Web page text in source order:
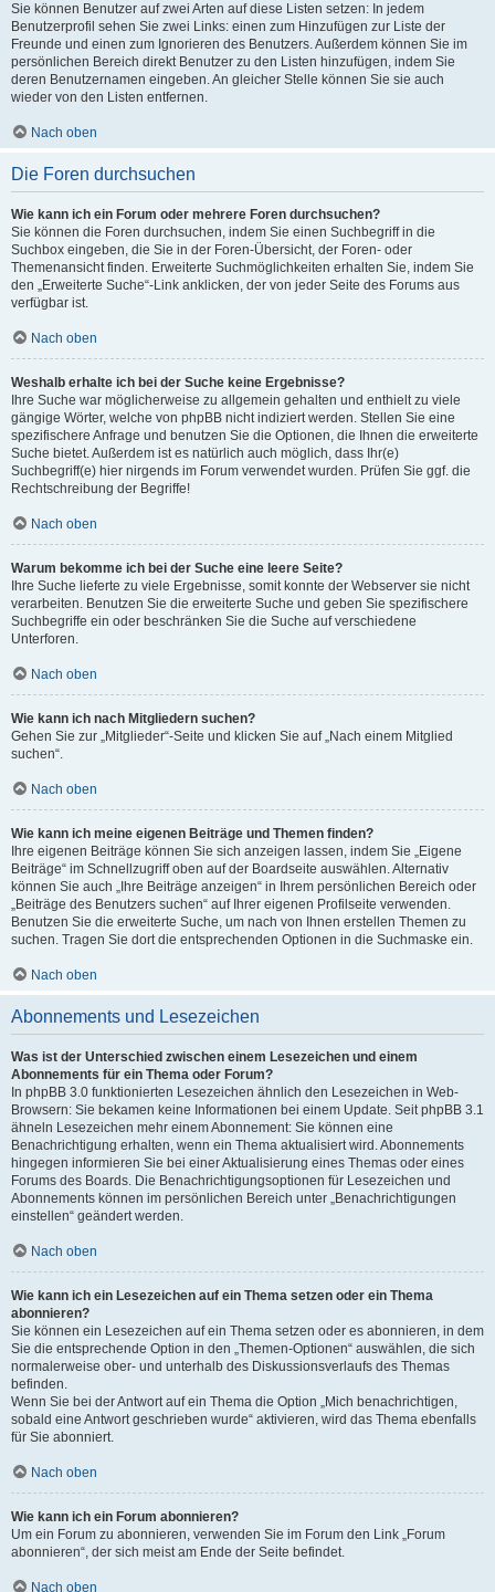
Sie können Benutzer auf zwei Arten auf diese Listen setzen: In jedem
Benutzerprofil sehen Sie zwei Links: einen zum Hinzufügen zur Liste der
Freunde und einen zum Ignorieren des Benutzers. Außerdem können Sie im
persönlichen Bereich direkt Benutzer zu den Listen hinzufügen, indem Sie
deren Benutzernamen eingeben. An gleicher Stelle können Sie sie auch
wieder von den Listen entfernen.
Nach oben
Die Foren durchsuchen
Wie kann ich ein Forum oder mehrere Foren durchsuchen?
Sie können die Foren durchsuchen, indem Sie einen Suchbegriff in die
Suchbox eingeben, die Sie in der Foren-Übersicht, der Foren- oder
Themenansicht finden. Erweiterte Suchmöglichkeiten erhalten Sie, indem Sie
den „Erweiterte Suche“-Link anklicken, der von jeder Seite des Forums aus
verfügbar ist.
Nach oben
Weshalb erhalte ich bei der Suche keine Ergebnisse?
Ihre Suche war möglicherweise zu allgemein gehalten und enthielt zu viele
gängige Wörter, welche von phpBB nicht indiziert werden. Stellen Sie eine
spezifischere Anfrage und benutzen Sie die Optionen, die Ihnen die erweiterte
Suche bietet. Außerdem ist es natürlich auch möglich, dass Ihr(e)
Suchbegriff(e) hier nirgends im Forum verwendet wurden. Prüfen Sie ggf. die
Rechtschreibung der Begriffe!
Nach oben
Warum bekomme ich bei der Suche eine leere Seite?
Ihre Suche lieferte zu viele Ergebnisse, somit konnte der Webserver sie nicht
verarbeiten. Benutzen Sie die erweiterte Suche und geben Sie spezifischere
Suchbegriffe ein oder beschränken Sie die Suche auf verschiedene
Unterforen.
Nach oben
Wie kann ich nach Mitgliedern suchen?
Gehen Sie zur „Mitglieder“-Seite und klicken Sie auf „Nach einem Mitglied
suchen“.
Nach oben
Wie kann ich meine eigenen Beiträge und Themen finden?
Ihre eigenen Beiträge können Sie sich anzeigen lassen, indem Sie „Eigene
Beiträge“ im Schnellzugriff oben auf der Boardseite auswählen. Alternativ
können Sie auch „Ihre Beiträge anzeigen“ in Ihrem persönlichen Bereich oder
„Beiträge des Benutzers suchen“ auf Ihrer eigenen Profilseite verwenden.
Benutzen Sie die erweiterte Suche, um nach von Ihnen erstellen Themen zu
suchen. Tragen Sie dort die entsprechenden Optionen in die Suchmaske ein.
Nach oben
Abonnements und Lesezeichen
Was ist der Unterschied zwischen einem Lesezeichen und einem
Abonnements für ein Thema oder Forum?
In phpBB 3.0 funktionierten Lesezeichen ähnlich den Lesezeichen in Web-
Browsern: Sie bekamen keine Informationen bei einem Update. Seit phpBB 3.1
ähneln Lesezeichen mehr einem Abonnement: Sie können eine
Benachrichtigung erhalten, wenn ein Thema aktualisiert wird. Abonnements
hingegen informieren Sie bei einer Aktualisierung eines Themas oder eines
Forums des Boards. Die Benachrichtigungsoptionen für Lesezeichen und
Abonnements können im persönlichen Bereich unter „Benachrichtigungen
einstellen“ geändert werden.
Nach oben
Wie kann ich ein Lesezeichen auf ein Thema setzen oder ein Thema
abonnieren?
Sie können ein Lesezeichen auf ein Thema setzen oder es abonnieren, in dem
Sie die entsprechende Option in den „Themen-Optionen“ auswählen, die sich
normalerweise ober- und unterhalb des Diskussionsverlaufs des Themas
befinden.
Wenn Sie bei der Antwort auf ein Thema die Option „Mich benachrichtigen,
sobald eine Antwort geschrieben wurde“ aktivieren, wird das Thema ebenfalls
für Sie abonniert.
Nach oben
Wie kann ich ein Forum abonnieren?
Um ein Forum zu abonnieren, verwenden Sie im Forum den Link „Forum
abonnieren“, der sich meist am Ende der Seite befindet.
Nach oben